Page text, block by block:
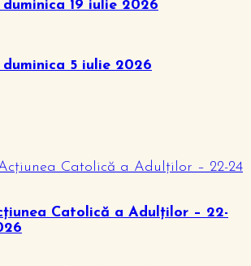
19 iulie 2026
5 iulie 2026
Catolică a Adulților – 22-